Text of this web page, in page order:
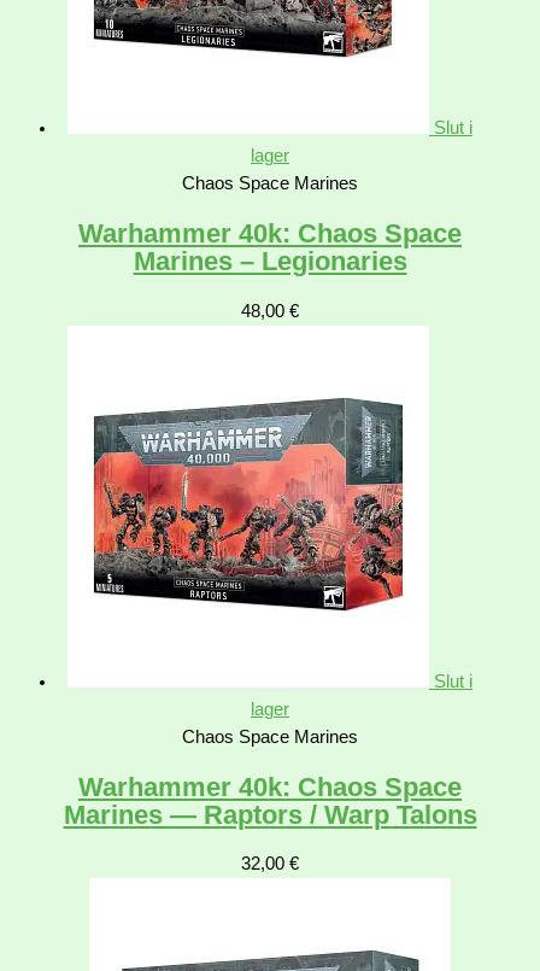
Slut i
lager
Chaos Space Marines
Warhammer 40k: Chaos Space
Marines – Legionaries
48,00 €
Slut i
lager
Chaos Space Marines
Warhammer 40k: Chaos Space
Marines — Raptors / Warp Talons
32,00 €